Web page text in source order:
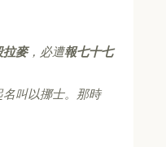
拉麥，必遭報七十七
叫以挪士。那時